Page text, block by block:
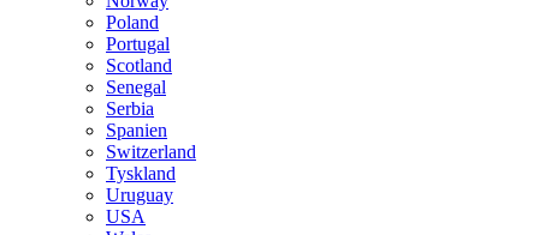
Poland
Portugal
Scotland
Senegal
Serbia
Spanien
Switzerland
Tyskland
Uruguay
USA